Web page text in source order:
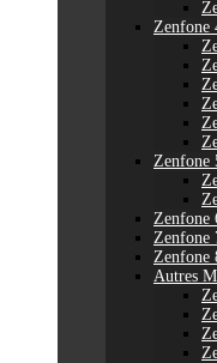
Zenfone
Zenfone
Zenfone
Zenfone
Zenfone
Autres